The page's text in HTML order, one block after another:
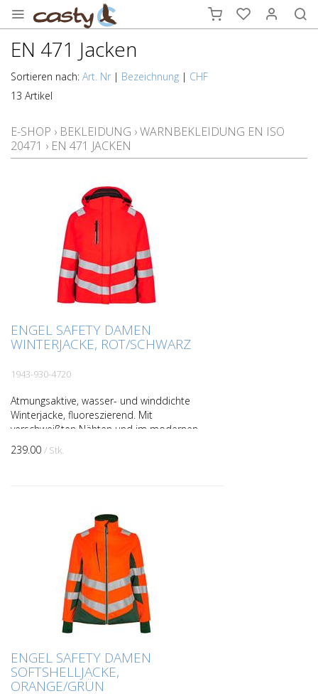
EN 471 Jacken
Sortieren nach: Art. Nr | Bezeichnung | CHF
13 Artikel
E-SHOP › BEKLEIDUNG ›WARNBEKLEIDUNG EN ISO
20471 › EN 471 JACKEN
ENGEL SAFETY DAMEN
WINTERJACKE, ROT/SCHWARZ
1943-930-4720
Atmungsaktive, wasser- und winddichte
Winterjacke, fluoreszierend. Mit
verschweißten Nähten und im modernen
Design. Die Jacke hat einen hohen Kragen
und ist hinten länger...
239.00 / Stk.
ENGEL SAFETY DAMEN
SOFTSHELLJACKE,
ORANGE/GRÜN